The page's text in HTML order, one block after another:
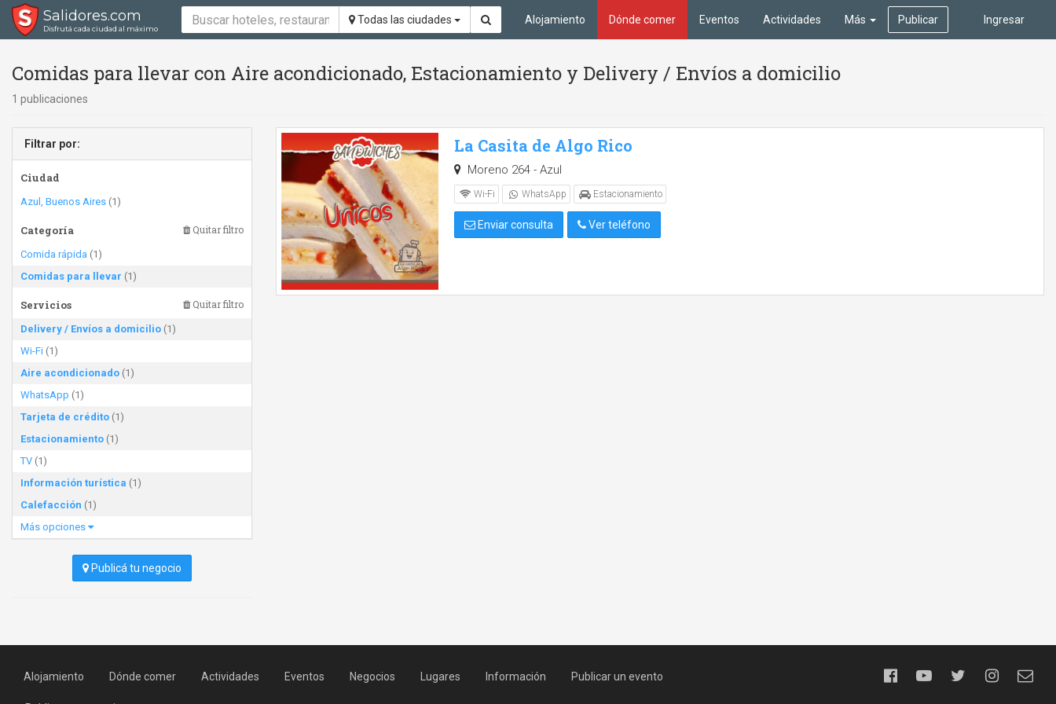
Salidores.com
Disfrutá cada ciudad al máximo
Todas las ciudades Ingresar
Alojamiento Dónde comer Eventos Actividades Más Publicar
Comidas para llevar con Aire acondicionado, Estacionamiento y Delivery / Envíos a domicilio
1 publicaciones
Filtrar por:
Ciudad
Azul, Buenos Aires (1)
Categoría Quitar filtro
Comida rápida (1)
Comidas para llevar (1)
Servicios Quitar filtro
Delivery / Envíos a domicilio (1)
Wi-Fi (1)
Aire acondicionado (1)
WhatsApp (1)
Tarjeta de crédito (1)
Estacionamiento (1)
TV (1)
Información turística (1)
Calefacción (1)
Más opciones
Publicá tu negocio
La Casita de Algo Rico
Moreno 264 - Azul
Wi-Fi WhatsApp Estacionamiento
Enviar consulta Ver teléfono
Alojamiento Dónde comer Actividades Eventos Negocios Lugares Información Publicar un evento